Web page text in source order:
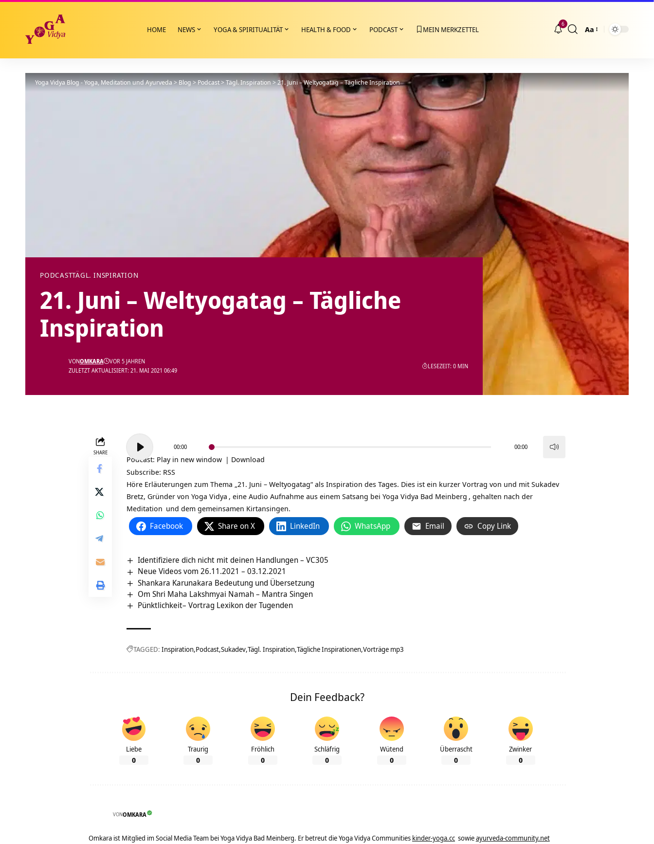
HOME NEWS YOGA & SPIRITUALITÄT HEALTH & FOOD PODCAST MEIN MERKZETTEL
6
Größenänderung
Aa
Yoga Vidya Blog - Yoga, Meditation und Ayurveda>Blog>Podcast>Tägl. Inspiration>21. Juni – Weltyogatag – Tägliche Inspiration
PODCASTTÄGL. INSPIRATION
21. Juni – Weltyogatag – Tägliche
Inspiration
ZULETZT AKTUALISIERT: 21. MAI 2021 06:49
VONOMKARA VOR 5 JAHREN
LESEZEIT: 0 MIN
SHARE
Player
00:00 00:00
Podcast: Play in new window | Download
Subscribe: RSS
Höre Erläuterungen zum Thema „21. Juni – Weltyogatag“ als Inspiration des Tages. Dies ist ein kurzer Vortrag von und mit Sukadev
Bretz, Gründer von Yoga Vidya , eine Audio Aufnahme aus einem Satsang bei Yoga Vidya Bad Meinberg , gehalten nach der
Meditation und dem gemeinsamen Kirtansingen.
Facebook Share on X LinkedIn WhatsApp Email Copy Link
Identifiziere dich nicht mit deinen Handlungen – VC305
Neue Videos vom 26.11.2021 – 03.12.2021
Shankara Karunakara Bedeutung und Übersetzung
Om Shri Maha Lakshmyai Namah – Mantra Singen
Pünktlichkeit– Vortrag Lexikon der Tugenden
TAGGED: Inspiration Podcast Sukadev Tägl. Inspiration Tägliche Inspirationen Vorträge mp3
Dein Feedback?
Liebe
0
Traurig
0
Fröhlich
0
Schläfrig
0
Wütend
0
Überrascht
0
Zwinker
0
VONOMKARA
Omkara ist Mitglied im Social Media Team bei Yoga Vidya Bad Meinberg. Er betreut die Yoga Vidya Communities kinder-yoga.cc sowieayurveda-community.net